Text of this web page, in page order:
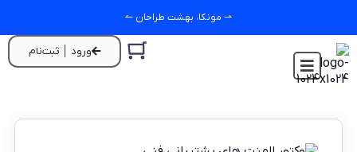
⇀ مونکا، بهشت طراحان ↼
ورود │ ثبت‌نام